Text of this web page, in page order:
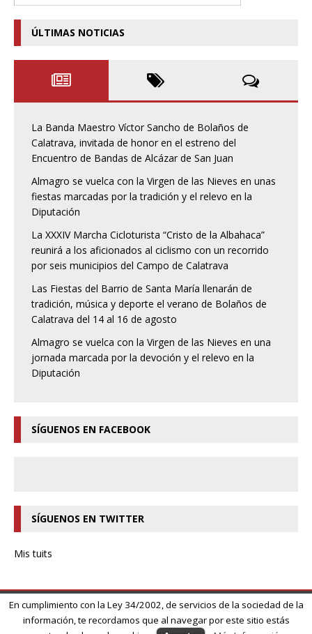
ÚLTIMAS NOTICIAS
La Banda Maestro Víctor Sancho de Bolaños de
Calatrava, invitada de honor en el estreno del
Encuentro de Bandas de Alcázar de San Juan
Almagro se vuelca con la Virgen de las Nieves en unas
fiestas marcadas por la tradición y el relevo en la
Diputación
La XXXIV Marcha Cicloturista “Cristo de la Albahaca”
reunirá a los aficionados al ciclismo con un recorrido
por seis municipios del Campo de Calatrava
Las Fiestas del Barrio de Santa María llenarán de
tradición, música y deporte el verano de Bolaños de
Calatrava del 14 al 16 de agosto
Almagro se vuelca con la Virgen de las Nieves en una
jornada marcada por la devoción y el relevo en la
Diputación
SÍGUENOS EN FACEBOOK
SÍGUENOS EN TWITTER
Mis tuits
En cumplimiento con la Ley 34/2002, de servicios de la sociedad de la
información, te recordamos que al navegar por este sitio estás